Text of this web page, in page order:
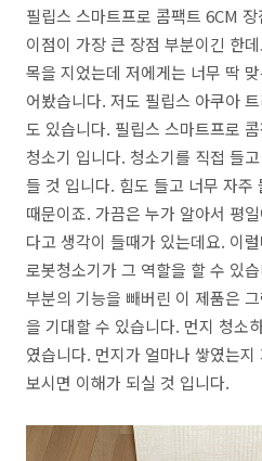
필립스 스마트프로 콤팩트 6CM
이점이 가장 큰 장점 부분이긴 한
목을 지었는데 저에게는 너무 딱
어봤습니다. 저도 필립스 아쿠아
도 있습니다. 필립스 스마트프로
청소기 입니다. 청소기를 직접 들
들 것 입니다. 힘도 들고 너무 자주
때문이죠. 가끔은 누가 알아서 평
다고 생각이 들때가 있는데요. 이
로봇청소기가 그 역할을 할 수 있
부분의 기능을 빼버린 이 제품은
을 기대할 수 있습니다. 먼지 청소
였습니다. 먼지가 얼마나 쌓였는
보시면 이해가 되실 것 입니다.